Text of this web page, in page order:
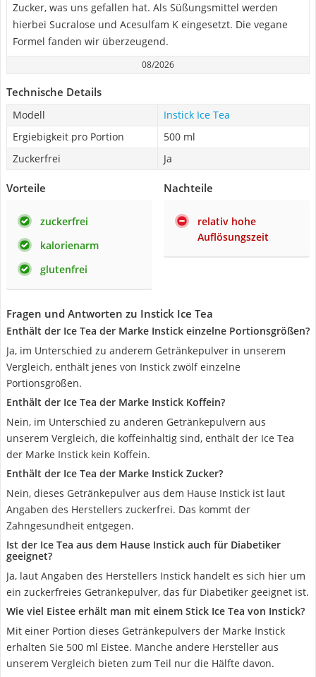
Zucker, was uns gefallen hat. Als Süßungsmittel werden
hierbei Sucralose und Acesulfam K eingesetzt. Die vegane
Formel fanden wir überzeugend.
08/2026
Technische Details
Modell
Instick Ice Tea
Ergiebigkeit pro Portion
500 ml
Zuckerfrei
Ja
Vorteile
zuckerfrei
kalorienarm
glutenfrei
Nachteile
relativ hohe
Auflösungszeit
Fragen und Antworten zu Instick Ice Tea
Enthält der Ice Tea der Marke Instick einzelne Portionsgrößen?
Ja, im Unterschied zu anderem Getränkepulver in unserem
Vergleich, enthält jenes von Instick zwölf einzelne
Portionsgrößen.
Enthält der Ice Tea der Marke Instick Koffein?
Nein, im Unterschied zu anderen Getränkepulvern aus
unserem Vergleich, die koffeinhaltig sind, enthält der Ice Tea
der Marke Instick kein Koffein.
Enthält der Ice Tea der Marke Instick Zucker?
Nein, dieses Getränkepulver aus dem Hause Instick ist laut
Angaben des Herstellers zuckerfrei. Das kommt der
Zahngesundheit entgegen.
Ist der Ice Tea aus dem Hause Instick auch für Diabetiker
geeignet?
Ja, laut Angaben des Herstellers Instick handelt es sich hier um
ein zuckerfreies Getränkepulver, das für Diabetiker geeignet ist.
Wie viel Eistee erhält man mit einem Stick Ice Tea von Instick?
Mit einer Portion dieses Getränkepulvers der Marke Instick
erhalten Sie 500 ml Eistee. Manche andere Hersteller aus
unserem Vergleich bieten zum Teil nur die Hälfte davon.